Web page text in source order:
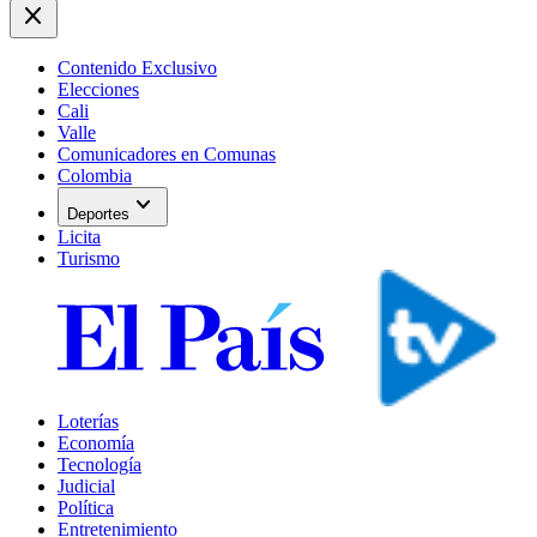
close
Contenido Exclusivo
Elecciones
Cali
Valle
Comunicadores en Comunas
Colombia
Deportes expand_more
Licita
Turismo
Loterías
Economía
Tecnología
Judicial
Política
Entretenimiento